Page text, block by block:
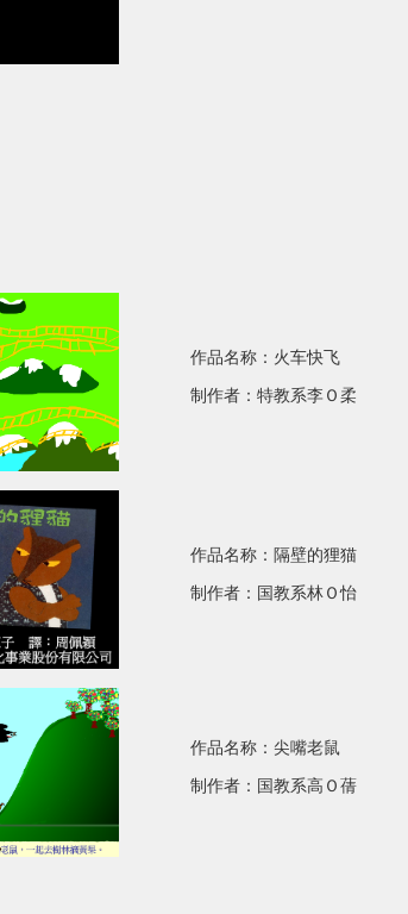
作品名称：火车快飞
制作者：特教系李 Ｏ 柔
作品名称：隔壁的狸猫
制作者：国教系林 Ｏ怡
作品名称：尖嘴老鼠
制作者：国教系高 Ｏ 蒨